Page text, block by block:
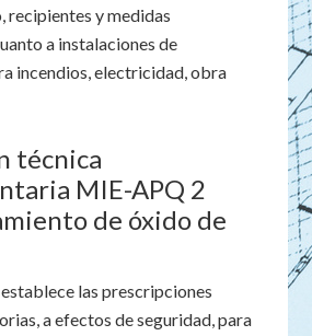
recipientes y medidas
a instalaciones de
incendios, electricidad, obra
técnica
MIE-APQ 2
de óxido de
las prescripciones
a efectos de seguridad, para